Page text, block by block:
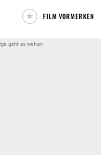
als auch auf dem Sundance-
gewann.FILM VORMERKEN